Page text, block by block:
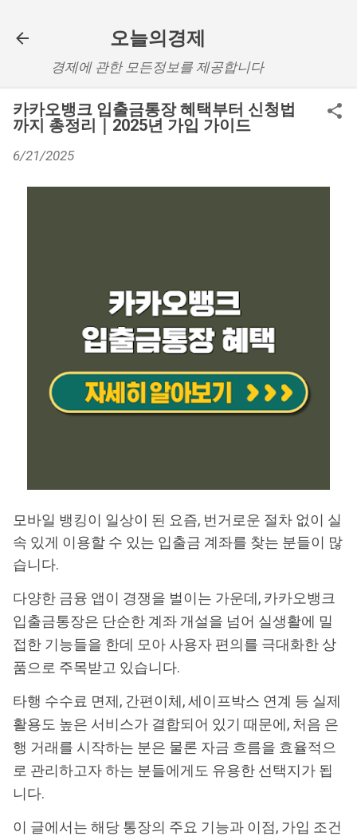
오늘의경제
경제에 관한 모든정보를 제공합니다
카카오뱅크 입출금통장 혜택부터 신청법
까지 총정리｜2025년 가입 가이드
6/21/2025
모바일 뱅킹이 일상이 된 요즘, 번거로운 절차 없이 실
속 있게 이용할 수 있는 입출금 계좌를 찾는 분들이 많
습니다.
다양한 금융 앱이 경쟁을 벌이는 가운데, 카카오뱅크
입출금통장은 단순한 계좌 개설을 넘어 실생활에 밀
접한 기능들을 한데 모아 사용자 편의를 극대화한 상
품으로 주목받고 있습니다.
타행 수수료 면제, 간편이체, 세이프박스 연계 등 실제
활용도 높은 서비스가 결합되어 있기 때문에, 처음 은
행 거래를 시작하는 분은 물론 자금 흐름을 효율적으
로 관리하고자 하는 분들에게도 유용한 선택지가 됩
니다.
이 글에서는 해당 통장의 주요 기능과 이점, 가입 조건